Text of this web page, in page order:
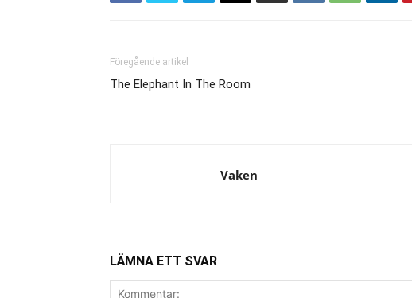
Föregående artikel
The Elephant In The Room
Vaken
LÄMNA ETT SVAR